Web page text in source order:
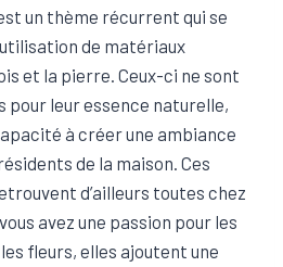
un thème récurrent qui se
de matériaux
et la pierre. Ceux-ci ne sont
pour leur essence naturelle,
à créer une ambiance
de la maison. Ces
d’ailleurs toutes chez
vous avez une passion pour les
fleurs, elles ajoutent une